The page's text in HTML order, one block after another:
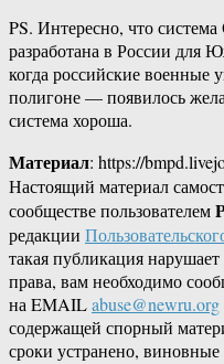
PS. Интересно, что
разработана в России для
когда российские военные
полигоне — появилось
система хороша.
Материал: https://
Настоящий материал
сообществе пользователем
редакции
такая публикация
права, вам необходимо
на EMAILabuse@newru.org
содержащей спорный
сроки устранено, виновные